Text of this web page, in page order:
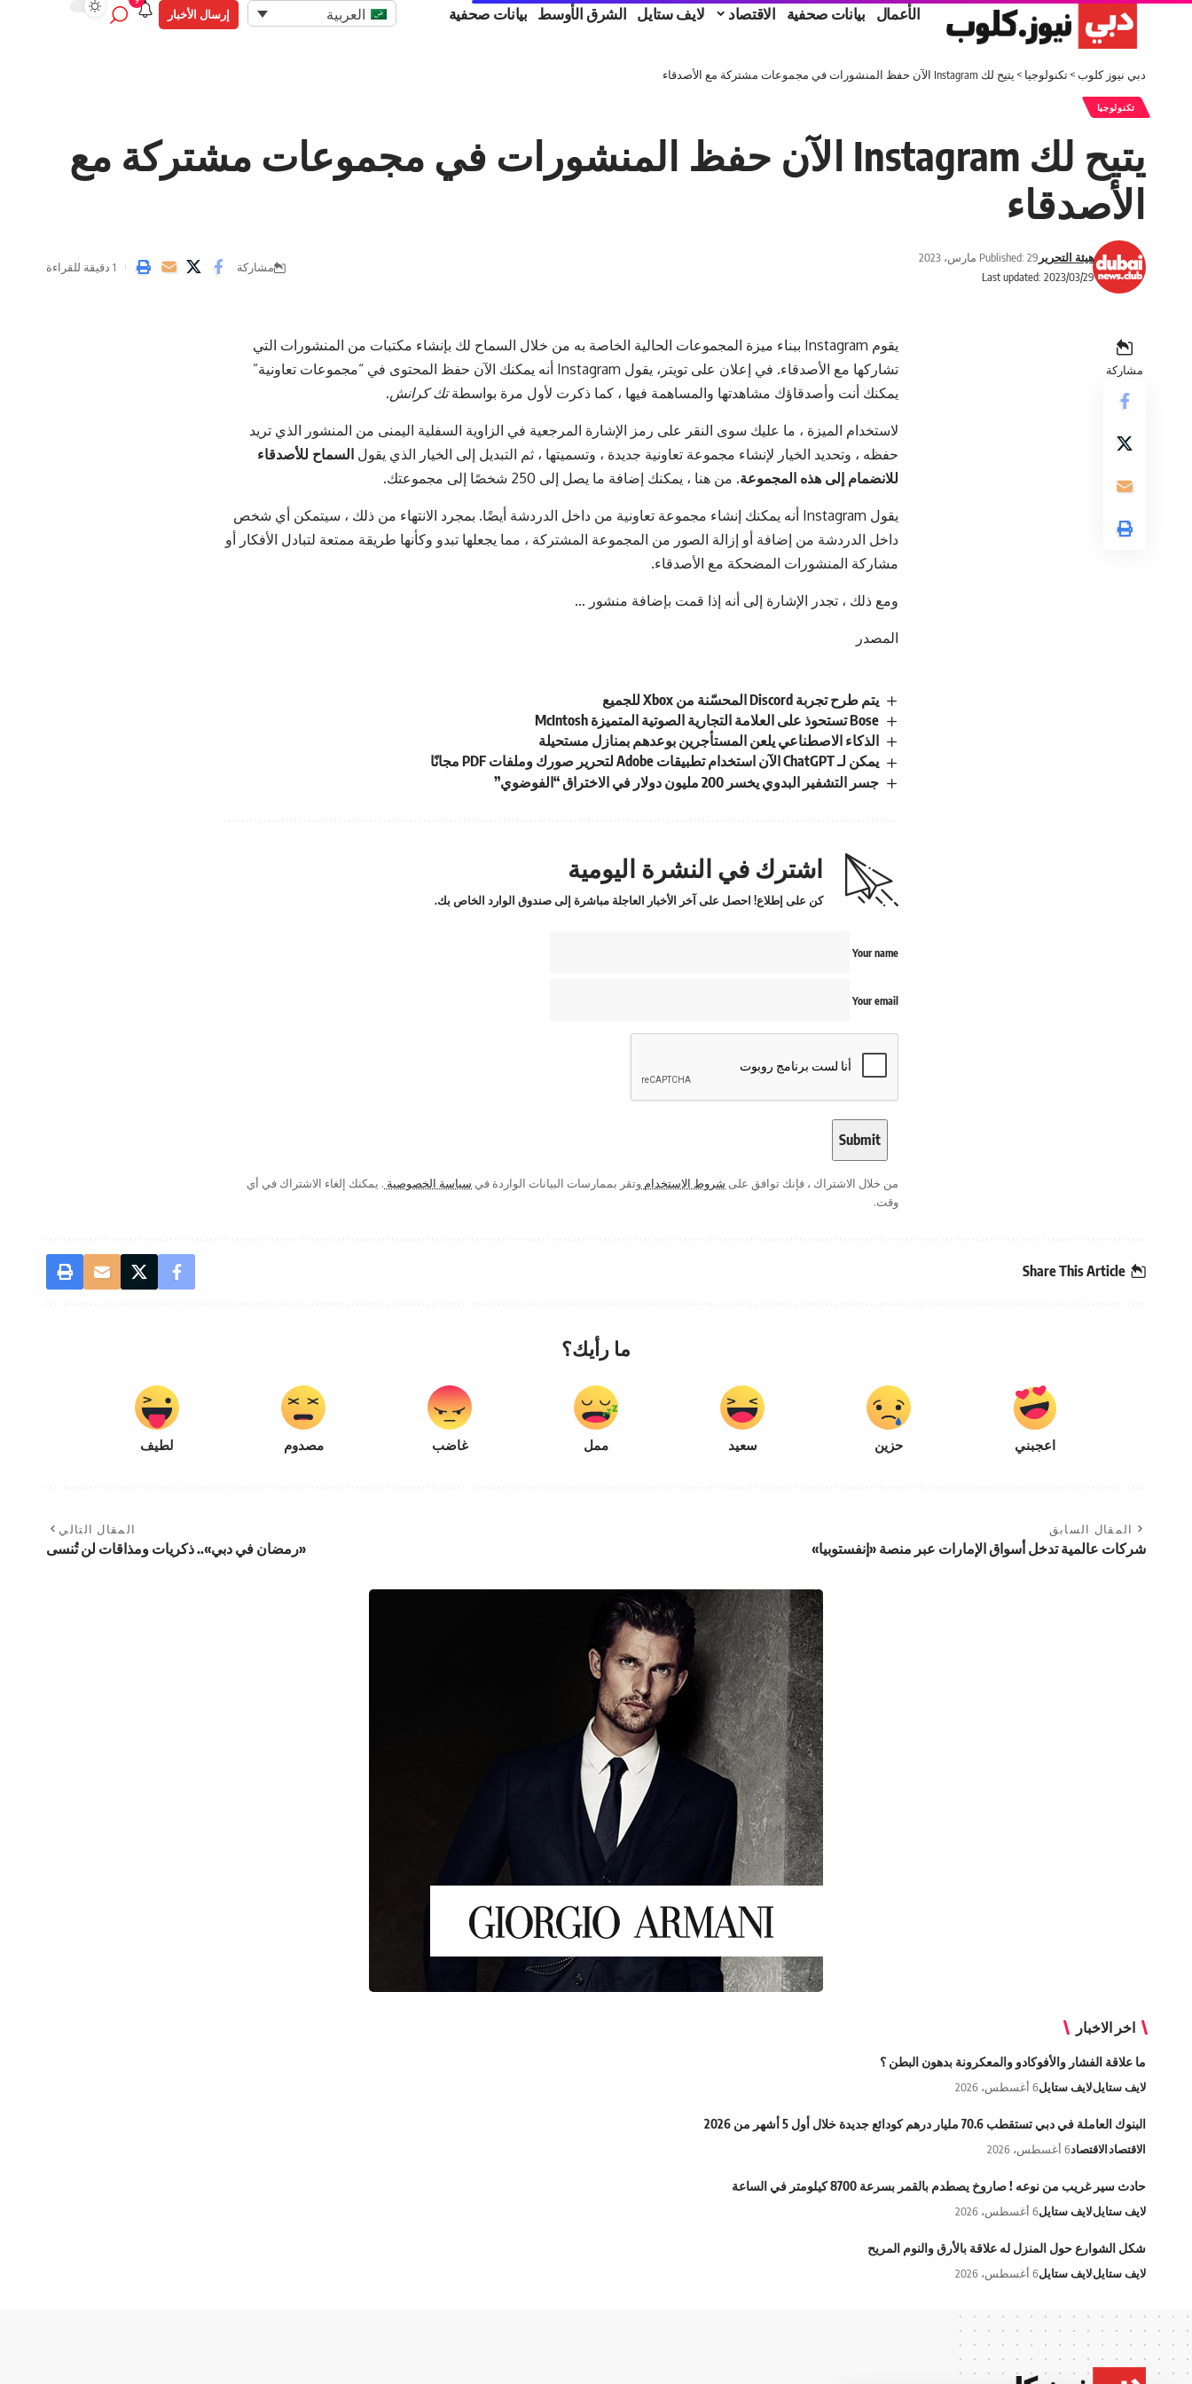
الأعمال بيانات صحفية الاقتصاد لايف ستايل الشرق الأوسط بيانات صحفية العربية إرسال الأخبار
دبي نيوز كلوب>تكنولوجيا > يتيح لك Instagram الآن حفظ المنشورات في مجموعات مشتركة مع الأصدقاء
تكنولوجيا
يتيح لك Instagram الآن حفظ المنشورات في مجموعات مشتركة مع
الأصدقاء
Last updated: 2023/03/29
هيئة التحرير Published: 29 مارس، 2023
مشاركة 1 دقيقة للقراءة
مشاركة
يقوم Instagram ببناء ميزة المجموعات الحالية الخاصة به من خلال السماح لك بإنشاء مكتبات من المنشورات التي
تشاركها مع الأصدقاء. في إعلان على تويتر
، يقول Instagram أنه يمكنك الآن حفظ المحتوى في “مجموعات تعاونية”
يمكنك أنت وأصدقاؤك مشاهدتها والمساهمة فيها ، كما ذكرت لأول مرة بواسطةتك كرانش.
لاستخدام الميزة ، ما عليك سوى النقر على رمز الإشارة المرجعية في الزاوية السفلية اليمنى من المنشور الذي تريد
حفظه ، وتحديد الخيار لإنشاء مجموعة تعاونية جديدة ، وتسميتها ، ثم التبديل إلى الخيار الذي يقول السماح للأصدقاء
للانضمام إلى هذه المجموعة. من هنا ، يمكنك إضافة ما يصل إلى 250 شخصًا إلى مجموعتك.
يقول Instagram أنه يمكنك إنشاء مجموعة تعاونية من داخل الدردشة أيضًا. بمجرد الانتهاء من ذلك ، سيتمكن أي شخص
داخل الدردشة من إضافة أو إزالة الصور من المجموعة المشتركة ، مما يجعلها تبدو وكأنها طريقة ممتعة لتبادل الأفكار أو
مشاركة المنشورات المضحكة مع الأصدقاء.
ومع ذلك ، تجدر الإشارة إلى أنه إذا قمت بإضافة منشور …
المصدر
يتم طرح تجربة Discord المحسّنة من Xbox للجميع
Bose تستحوذ على العلامة التجارية الصوتية المتميزة McIntosh
الذكاء الاصطناعي يلعن المستأجرين بوعدهم بمنازل مستحيلة
يمكن لـ ChatGPT الآن استخدام تطبيقات Adobe لتحرير صورك وملفات PDF مجانًا
جسر التشفير البدوي يخسر 200 مليون دولار في الاختراق “الفوضوي”
اشترك في النشرة اليومية
كن على إطلاع! احصل على آخر الأخبار العاجلة مباشرة إلى صندوق الوارد الخاص بك.
Your name
Your email
من خلال الاشتراك ، فإنك توافق على شروط الاستخدام وتقر بممارسات البيانات الواردة في سياسة الخصوصية . يمكنك إلغاء الاشتراك في أي
وقت.
Share This Article
ما رأيك؟
اعجبني حزين سعيد ممل غاضب مصدوم لطيف
المقال السابق
شركات عالمية تدخل أسواق الإمارات عبر منصة «إنفستوبيا»
المقال التالي
«رمضان في دبي».. ذكريات ومذاقات لن تُنسى
اخر الاخبار
ما علاقة الفشار والأفوكادو والمعكرونة بدهون البطن ؟
لايف ستايللايف ستايل6 أغسطس، 2026
البنوك العاملة في دبي تستقطب 70.6 مليار درهم كودائع جديدة خلال أول 5 أشهر من 2026
الاقتصادالاقتصاد6 أغسطس، 2026
حادث سير غريب من نوعه ! صاروخ يصطدم بالقمر بسرعة 8700 كيلومتر في الساعة
لايف ستايللايف ستايل6 أغسطس، 2026
شكل الشوارع حول المنزل له علاقة بالأرق والنوم المريح
لايف ستايللايف ستايل6 أغسطس، 2026